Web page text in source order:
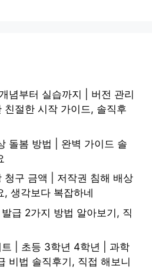
념부터 실습까지 | 버전 관리
친절한 시작 가이드, 솔직후
돌봄 방법 | 완벽 가이드 솔
청구 금액 | 저작권 침해 배상
, 생각보다 복잡하네
급 2가지 방법 알아보기, 직
| 초등 3학년 4학년 | 과학
비법 솔직후기, 직접 해보니